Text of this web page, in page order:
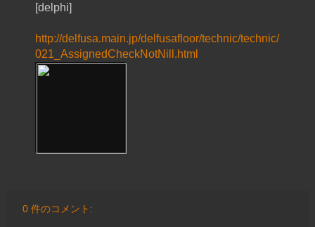
[delphi]
http://delfusa.main.jp/delfusafloor/technic/technic/
021_AssignedCheckNotNill.html
0 件のコメント: